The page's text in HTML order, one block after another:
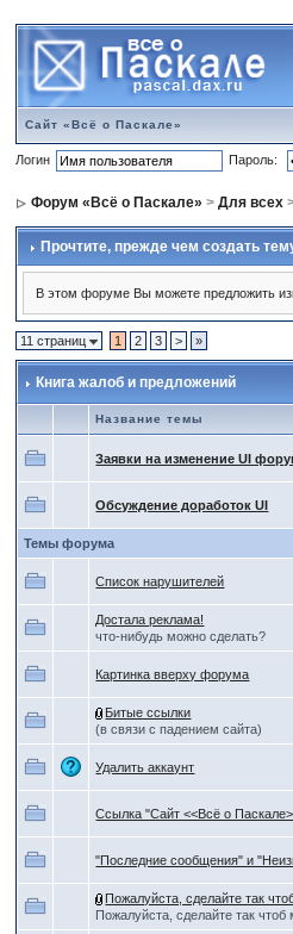
Сайт «Всё о Паскале»
Логин Пароль:
Форум «Всё о Паскале» >Для всех
Прочтите, прежде чем создать
В этом форуме Вы можете предложить
11 страниц 1 2 3 > »
Книга жалоб и предложений
Название темы
Заявки на изменение UI
Обсуждение доработок UI
Темы форума
Список нарушителей
Достала реклама!
что-нибудь можно сделать?
Картинка вверху форума
Битые ссылки
(в связи с падением сайта)
Удалить аккаунт
Ссылка "Сайт <<Всё о
"Последние сообщения" и
Пожалуйста, сделайте так
Пожалуйста, сделайте так